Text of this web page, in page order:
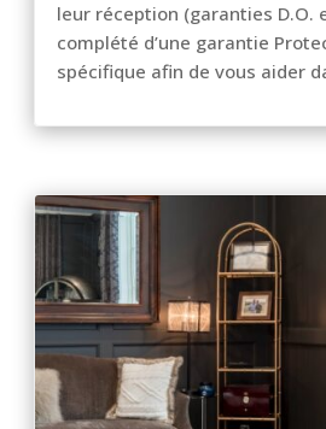
leur réception (garanties D.O.
complété d’une garantie
spécifique afin de vous aider